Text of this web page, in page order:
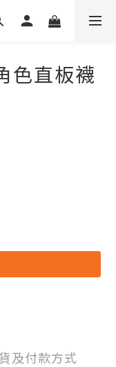
色直板襪
及付款方式